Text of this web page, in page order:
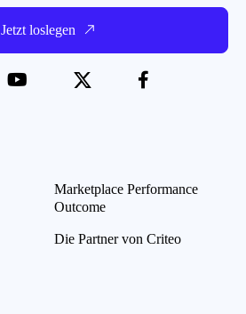
Jetzt loslegen
Marketplace Performance
Outcome
Die Partner von Criteo